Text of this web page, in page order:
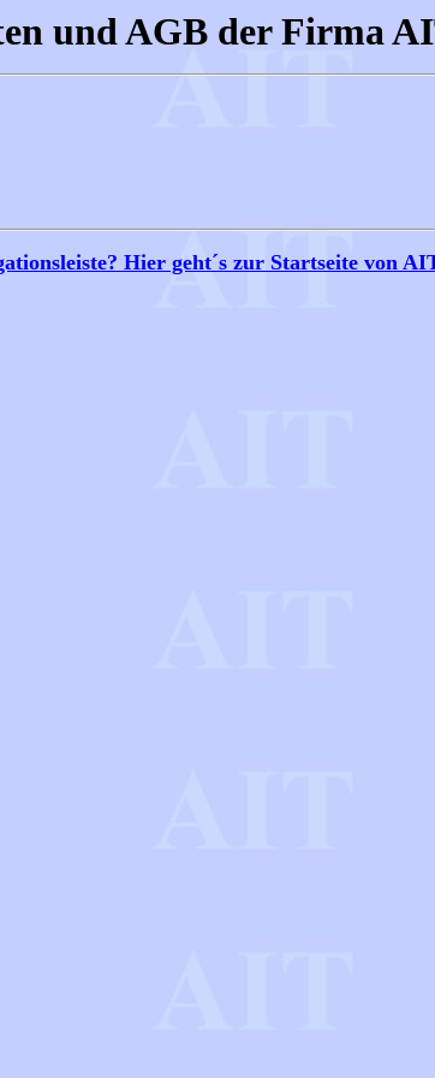
und AGB der Firma
Hier geht´s zur Startseite von